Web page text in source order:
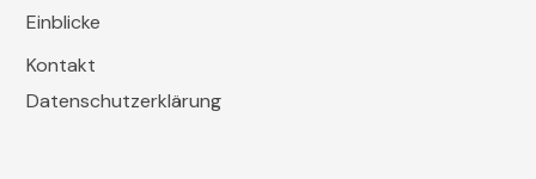
Einblicke
Kontakt
Datenschutzerklärung